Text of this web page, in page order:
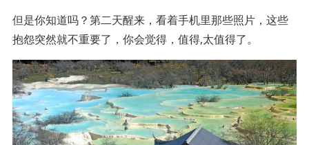
但是你知道吗？第二天醒来，看着手机里那些照片，这些
抱怨突然就不重要了，你会觉得，值得,太值得了。